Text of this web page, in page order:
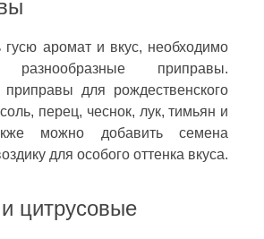
гусю аромат и вкус, необходимо
разнообразные приправы.
для рождественского
перец, чеснок, лук, тимьян и
можно добавить семена
для особого оттенка вкуса.
цитрусовые